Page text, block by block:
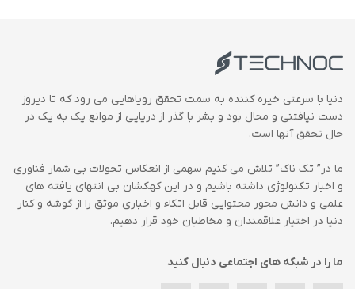
دنیا با سرعتی خیره کننده به سمت تحقق رویاهایی می رود که تا دیروز
دست نیافتنی و محال بود و بشر با گذر از دریایی از موانع یک به یک در
حال تحقق آنها است.
ما در” تک ناک” تلاش می کنیم سهمی از انعکاس تحولات بی شمار فناوری
و اخبار تکنولوژی داشته باشیم و در این کهکشان بی انتهای یافته های
علمی و دانش محور محتوایی قابل اتکاء و اخباری موثق را از گوشه و کنار
دنیا در اختیار علاقمندان و مخاطبان خود قرار دهیم.
ما را در شبکه های اجتماعی دنبال کنید